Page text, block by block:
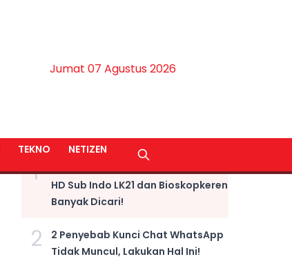
Jumat 07 Agustus 2026
TEKNO NETIZEN
1
LINK NONTON Film Fast X Kualitas
HD Sub Indo LK21 dan Bioskopkeren
Banyak Dicari!
2
2 Penyebab Kunci Chat WhatsApp
Tidak Muncul, Lakukan Hal Ini!